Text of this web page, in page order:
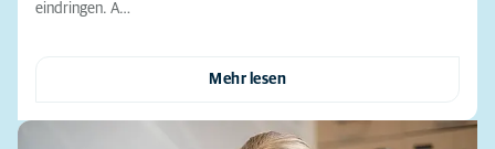
eindringen. A…
Mehr lesen